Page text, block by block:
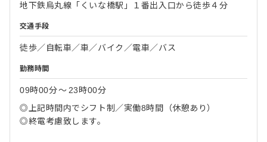
地下鉄烏丸線「くいな橋駅」１番出入口から徒歩４分
交通手段
徒歩／自転車／車／バイク／電車／バス
勤務時間
09時00分〜 23時00分
◎上記時間内でシフト制／実働8時間（休憩あり）
◎終電考慮致します。